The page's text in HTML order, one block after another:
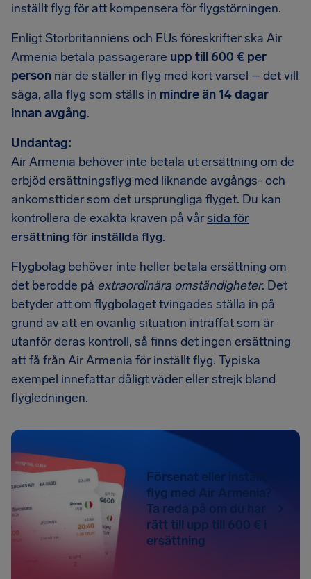
inställt flyg för att kompensera för flygstörningen.
Enligt Storbritanniens och EUs föreskrifter ska Air
Armenia betala passagerare upp till 600 € per
person när de ställer in flyg med kort varsel – det vill
säga, alla flyg som ställs in mindre än 14 dagar
innan avgång.
Undantag:
Air Armenia behöver inte betala ut ersättning om de
erbjöd ersättningsflyg med liknande avgångs- och
ankomsttider som det ursprungliga flyget. Du kan
kontrollera de exakta kraven på vårsida för
ersättning för inställda flyg.
Flygbolag behöver inte heller betala ersättning om
det berodde på extraordinära omständigheter. Det
betyder att om flygbolaget tvingades ställa in på
grund av att en ovanlig situation inträffat som är
utanför deras kontroll, så finns det ingen ersättning
att få från Air Armenia för inställt flyg. Typiska
exempel innefattar dåligt väder eller strejk bland
flygledningen.
Försenat eller inställt
flyg med Air Armenia?
Ta reda på om du har
rätt till upp till 600 € i
ersättning